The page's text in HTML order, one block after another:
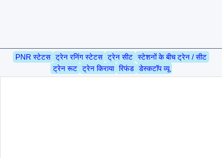
PNR स्टेटस ट्रेन रनिंग स्टेटस ट्रेन सीट स्टेशनों के बीच ट्रेन / सीट
ट्रेन रूट ट्रेन किराया रिफंड डेस्कटॉप व्यू